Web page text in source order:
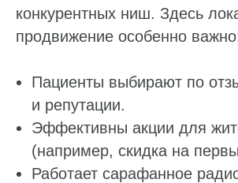
конкурентных ниш. Здесь
продвижение особенно
Пациенты выбирают по
и репутации.
Эффективны акции для
(например, скидка на
Работает сарафанное